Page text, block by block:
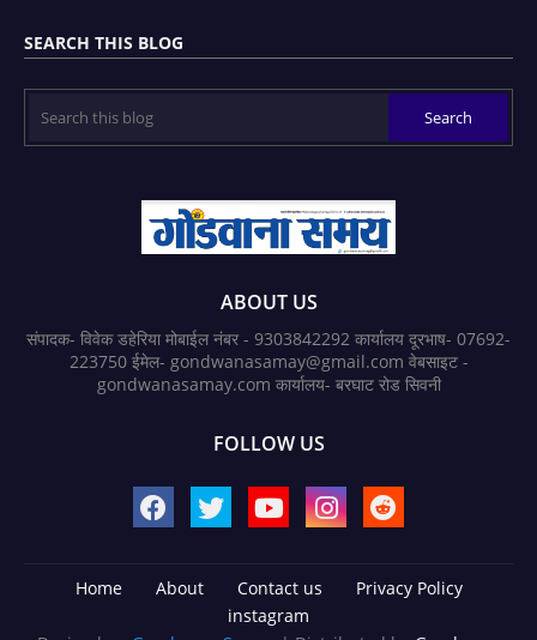
SEARCH THIS BLOG
ABOUT US
संपादक- विवेक डहेरिया मोबाईल नंबर - 9303842292 कार्यालय दूरभाष- 07692-
223750 ईमेल- gondwanasamay@gmail.com वेबसाइट -
gondwanasamay.com कार्यालय- बरघाट रोड सिवनी
FOLLOW US
Home About Contact us
Privacy Policy
instagram